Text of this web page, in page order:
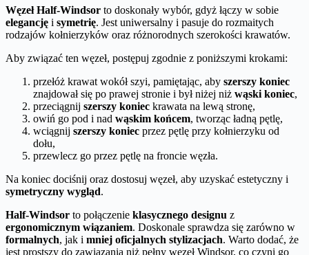
Węzeł Half-Windsor to doskonały wybór, gdyż łączy w sobie
elegancję i symetrię. Jest uniwersalny i pasuje do rozmaitych
rodzajów kołnierzyków oraz różnorodnych szerokości krawatów.
Aby związać ten węzeł, postępuj zgodnie z poniższymi krokami:
przełóż krawat wokół szyi, pamiętając, aby szerszy koniec
znajdował się po prawej stronie i był niżej niż wąski koniec,
przeciągnij szerszy koniec krawata na lewą stronę,
owiń go pod i nad wąskim końcem, tworząc ładną pętlę,
wciągnij szerszy koniec przez pętlę przy kołnierzyku od
dołu,
przewlecz go przez pętlę na froncie węzła.
Na koniec dociśnij oraz dostosuj węzeł, aby uzyskać estetyczny i
symetryczny wygląd.
Half-Windsor to połączenie klasycznego designu z
ergonomicznym wiązaniem. Doskonale sprawdza się zarówno w
formalnych, jak i mniej oficjalnych stylizacjach. Warto dodać, że
jest prostszy do zawiązania niż pełny węzeł Windsor, co czyni go